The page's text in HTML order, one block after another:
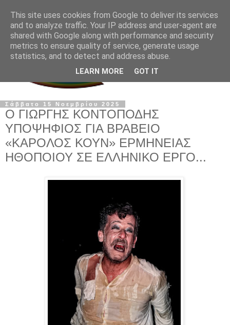
Σάββατο 15 Νοεμβρίου 2025
Ο ΓΙΩΡΓΗΣ ΚΟΝΤΟΠΟΔΗΣ
ΥΠΟΨΗΦΙΟΣ ΓΙΑ ΒΡΑΒΕΙΟ
«ΚΑΡΟΛΟΣ ΚΟΥΝ» ΕΡΜΗΝΕΙΑΣ
ΗΘΟΠΟΙΟΥ ΣΕ ΕΛΛΗΝΙΚΟ ΕΡΓΟ...
This site uses cookies from Google to deliver its services
and to analyze traffic. Your IP address and user-agent are
shared with Google along with performance and security
metrics to ensure quality of service, generate usage
statistics, and to detect and address abuse.
LEARN MORE GOT IT